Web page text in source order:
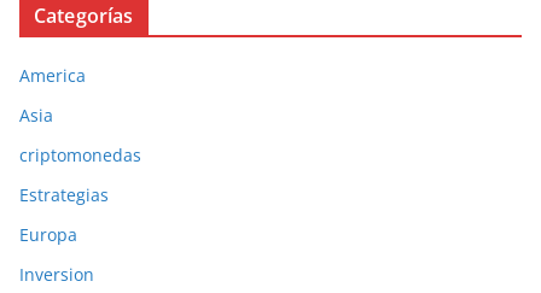
Categorías
America
Asia
criptomonedas
Estrategias
Europa
Inversion